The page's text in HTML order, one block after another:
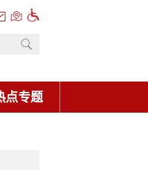
点专题